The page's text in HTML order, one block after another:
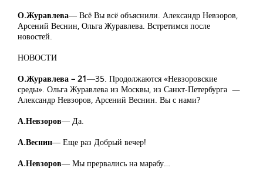
О.Журавлева― Всё Вы всё объяснили. Александр Невзоров,
Арсений Веснин, Ольга Журавлева. Встретимся после
новостей.
НОВОСТИ
О.Журавлева – 21―35. Продолжаются «Невзоровские
среды». Ольга Журавлева из Москвы, из Санкт-Петербурга —
Александр Невзоров, Арсений Веснин. Вы с нами?
А.Невзоров― Да.
А.Веснин― Еще раз Добрый вечер!
А.Невзоров― Мы прервались на марабу…